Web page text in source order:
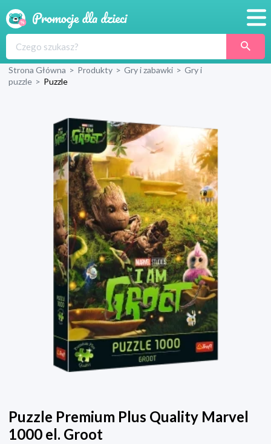
Produkty
Blog
Wyprawka
Strona Główna > Produkty > Gry i zabawki > Gry i
puzzle > Puzzle
Puzzle Premium Plus Quality Marvel
1000 el. Groot